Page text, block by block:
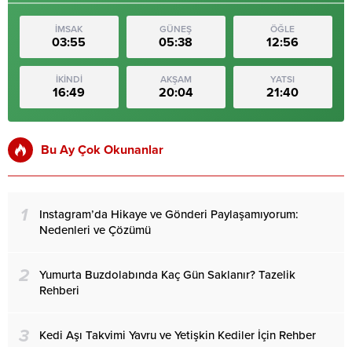
İMSAK
03:55
GÜNEŞ
05:38
ÖĞLE
12:56
İKİNDİ
16:49
AKŞAM
20:04
YATSI
21:40
Bu Ay Çok Okunanlar
1
Instagram’da Hikaye ve Gönderi Paylaşamıyorum:
Nedenleri ve Çözümü
2
Yumurta Buzdolabında Kaç Gün Saklanır? Tazelik
Rehberi
3 Kedi Aşı Takvimi Yavru ve Yetişkin Kediler İçin Rehber